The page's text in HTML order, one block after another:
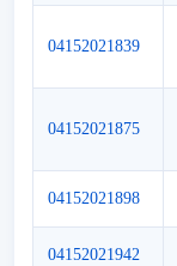
04152021839
04152021875
04152021898
04152021942